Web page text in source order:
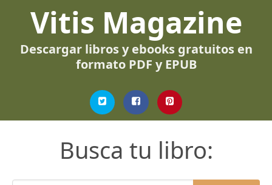
Vitis Magazine
Descargar libros y ebooks gratuitos en
formato PDF y EPUB
Busca tu libro: